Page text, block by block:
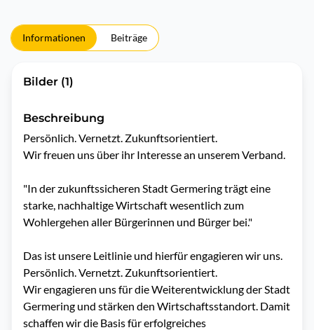
Informationen Beiträge
Bilder (1)
Beschreibung
Persönlich. Vernetzt. Zukunftsorientiert.
Wir freuen uns über ihr Interesse an unserem Verband.
"In der zukunftssicheren Stadt Germering trägt eine
starke, nachhaltige Wirtschaft wesentlich zum
Wohlergehen aller Bürgerinnen und Bürger bei."
Das ist unsere Leitlinie und hierfür engagieren wir uns.
Persönlich. Vernetzt. Zukunftsorientiert.
Wir engagieren uns für die Weiterentwicklung der Stadt
Germering und stärken den Wirtschaftsstandort. Damit
schaffen wir die Basis für erfolgreiches